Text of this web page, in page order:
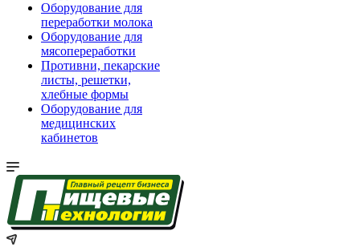
Оборудование для
переработки молока
Оборудование для
мясопереработки
Противни, пекарские
листы, решетки,
хлебные формы
Оборудование для
медицинских
кабинетов